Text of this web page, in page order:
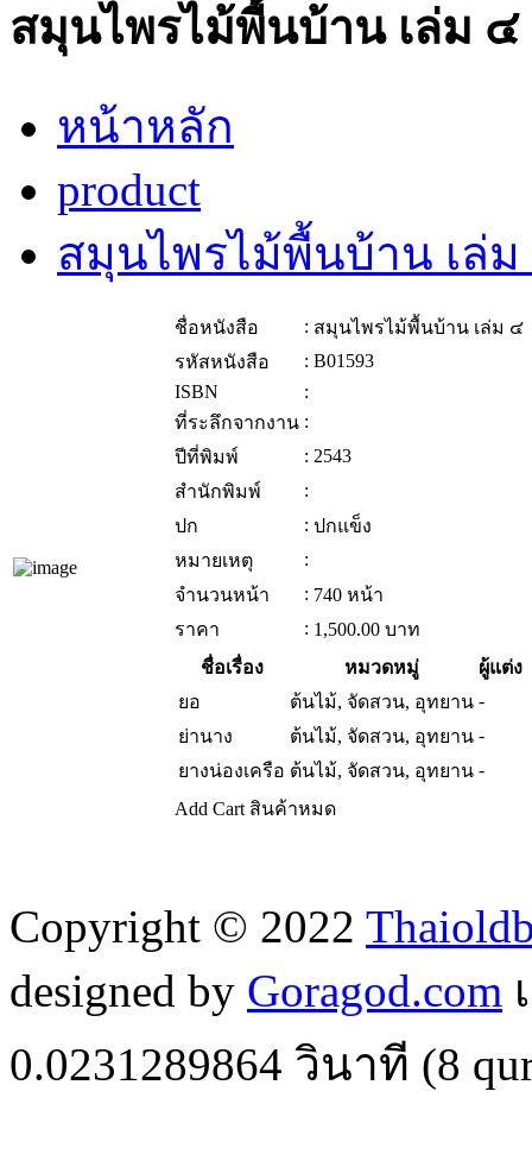
สมุนไพรไม้พื้นบ้าน เล่ม ๔
หน้าหลัก
product
สมุนไพรไม้พื้นบ้าน เล่
ชื่อหนังสือ : สมุนไพรไม้พื้นบ้าน เล่ม ๔
รหัสหนังสือ
: B01593
ISBN
:
ที่ระลึกจากงาน :
ปีที่พิมพ์
: 2543
สำนักพิมพ์
:
ปก
: ปกแข็ง
หมายเหตุ
:
จำนวนหน้า
: 740 หน้า
ราคา
: 1,500.00 บาท
ชื่อเรื่อง
หมวดหมู่
ผู้แต่ง
ยอ
ต้นไม้, จัดสวน, อุทยาน -
ย่านาง
ต้นไม้, จัดสวน, อุทยาน -
ยางน่องเครือ ต้นไม้, จัดสวน, อุทยาน -
Add Cart สินค้าหมด
Copyright © 2022
designed by Goragod.com
0.0231289864 วินาที (8